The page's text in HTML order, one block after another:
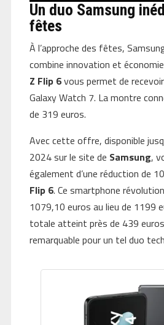
Un duo Samsung
fêtes
À l’approche des fêtes,
combine innovation et
Z Flip 6vous permet de
Galaxy Watch 7. La montre
de 319 euros.
Avec cette offre, disponible
2024 sur le site de Samsung,
également d’une réduction de
Flip 6. Ce smartphone
1079,10 euros au lieu de 1199
totale atteint près de 439
remarquable pour un tel duo